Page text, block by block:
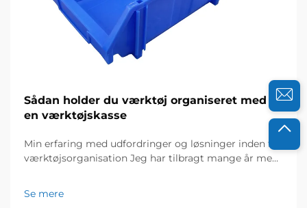
Sådan holder du værktøj organiseret med
en værktøjskasse
Min erfaring med udfordringer og løsninger inden for
værktøjsorganisation Jeg har tilbragt mange år med
hvordan rodede værktøjer kan bremse arbejdet og
Se mere